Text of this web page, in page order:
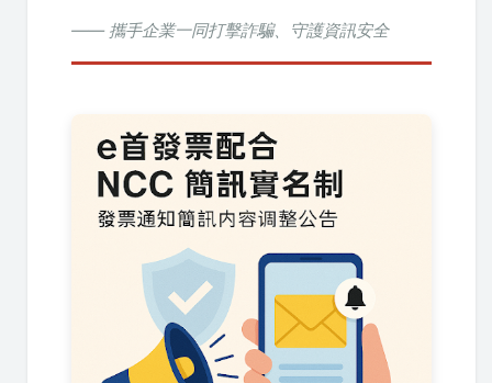
—— 攜手企業一同打擊詐騙、守護資訊安全